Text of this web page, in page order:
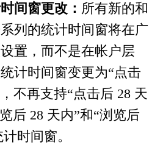
间窗更改： 所有新的和
列的统计时间窗将在广
置，而不是在帐户层
计时间窗变更为“点击
不再支持“点击后 28 天
后 28 天内”和“浏览后
时间窗。